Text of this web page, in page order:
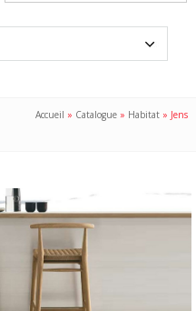
Accueil » Catalogue » Habitat » Jens